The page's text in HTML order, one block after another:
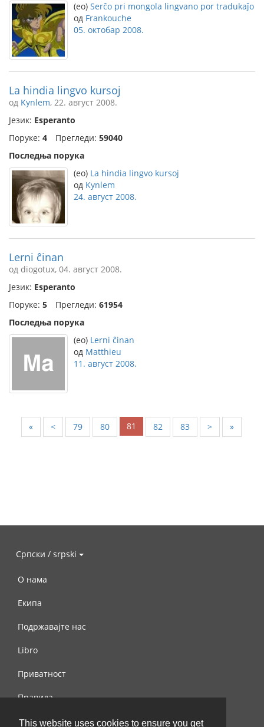
This website uses cookies to ensure you get
(eo) Serĉo pri mongola lingvano por tradukaĵo
од Frankouche
05. октобар 2008.
La hindia lingvo kursoj
од Kynlem, 22. август 2008.
Језик: Esperanto
Поруке: 4 Прегледи: 59040
Последња порука
(eo) La hindia lingvo kursoj
од Kynlem
24. август 2008.
Lerni ĉinan
од diogotux, 04. август 2008.
Језик: Esperanto
Поруке: 5 Прегледи: 61954
Последња порука
(eo) Lerni ĉinan
од Matthieu
11. август 2008.
« < 79 80 81 82 83 > »
Српски / srpski
О нама
Екипа
Подржавајте нас
Libro
Приватност
Правила
Контактирајте нас